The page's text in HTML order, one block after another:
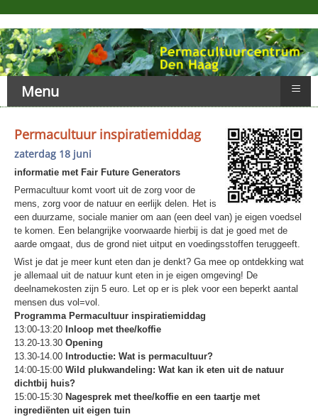
Menu ≡
Permacultuur inspiratiemiddag
zaterdag 18 juni
informatie met Fair Future Generators
Permacultuur komt voort uit de zorg voor de
mens, zorg voor de natuur en eerlijk delen. Het is
een duurzame, sociale manier om aan (een deel van) je eigen voedsel
te komen. Een belangrijke voorwaarde hierbij is dat je goed met de
aarde omgaat, dus de grond niet uitput en voedingsstoffen teruggeeft.
Wist je dat je meer kunt eten dan je denkt? Ga mee op ontdekking wat
je allemaal uit de natuur kunt eten in je eigen omgeving! De
deelnamekosten zijn 5 euro. Let op er is plek voor een beperkt aantal
mensen dus vol=vol.
Programma Permacultuur inspiratiemiddag
13:00-13:20 Inloop met thee/koffie
13.20-13.30 Opening
13.30-14.00 Introductie: Wat is permacultuur?
14:00-15:00 Wild plukwandeling: Wat kan ik eten uit de natuur
dichtbij huis?
15:00-15:30 Nagesprek met thee/koffie en een taartje met
ingrediënten uit eigen tuin